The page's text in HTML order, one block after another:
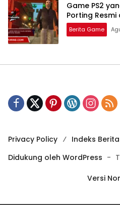
Game PS2
Porting
Berita Game
Privacy Policy Indeks Berita
Didukung oleh WordPress -
Versi